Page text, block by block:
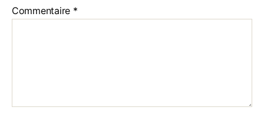
Commentaire *